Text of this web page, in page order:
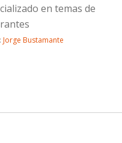
en temas de
Jorge Bustamante